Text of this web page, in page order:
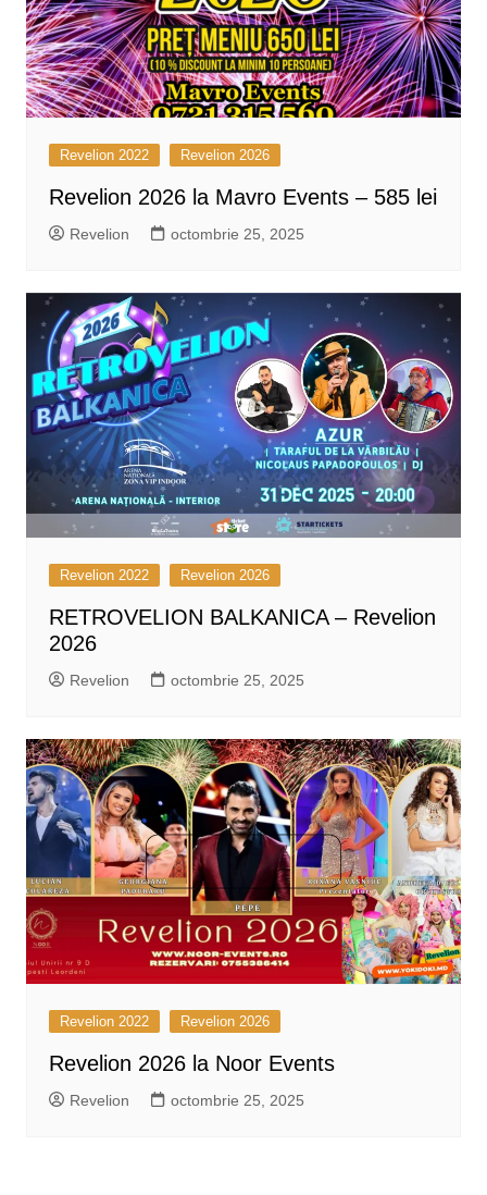
Revelion 2022 Revelion 2026
Revelion 2026 la Mavro Events – 585 lei
Revelion octombrie 25, 2025
Revelion 2022 Revelion 2026
RETROVELION BALKANICA – Revelion
2026
Revelion octombrie 25, 2025
Revelion 2022 Revelion 2026
Revelion 2026 la Noor Events
Revelion octombrie 25, 2025